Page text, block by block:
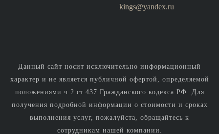
kings@yandex.ru
Данный сайт носит исключительно информационный
характер и не является публичной офертой, определяемой
положениями ч.2 ст.437 Гражданского кодекса РФ. Для
получения подробной информации о стоимости и сроках
выполнения услуг, пожалуйста, обращайтесь к
сотрудникам нашей компании.